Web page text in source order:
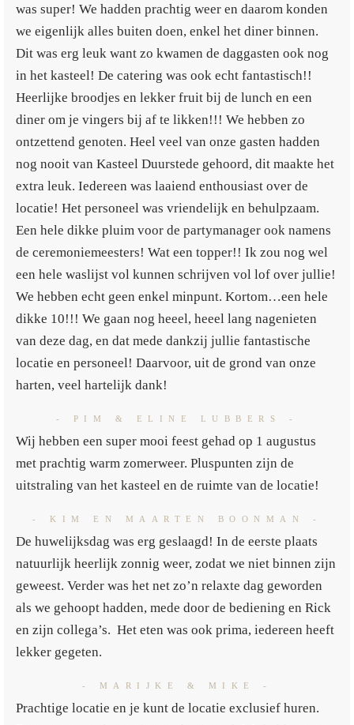
was super! We hadden prachtig weer en daarom konden
we eigenlijk alles buiten doen, enkel het diner binnen.
Dit was erg leuk want zo kwamen de daggasten ook nog
in het kasteel! De catering was ook echt fantastisch!!
Heerlijke broodjes en lekker fruit bij de lunch en een
diner om je vingers bij af te likken!!! We hebben zo
ontzettend genoten. Heel veel van onze gasten hadden
nog nooit van Kasteel Duurstede gehoord, dit maakte het
extra leuk. Iedereen was laaiend enthousiast over de
locatie! Het personeel was vriendelijk en behulpzaam.
Een hele dikke pluim voor de partymanager ook namens
de ceremoniemeesters! Wat een topper!! Ik zou nog wel
een hele waslijst vol kunnen schrijven vol lof over jullie!
We hebben echt geen enkel minpunt. Kortom…een hele
dikke 10!!! We gaan nog heeel, heeel lang nagenieten
van deze dag, en dat mede dankzij jullie fantastische
locatie en personeel! Daarvoor, uit de grond van onze
harten, veel hartelijk dank!
- PIM & ELINE LUBBERS -
Wij hebben een super mooi feest gehad op 1 augustus
met prachtig warm zomerweer. Pluspunten zijn de
uitstraling van het kasteel en de ruimte van de locatie!
- KIM EN MAARTEN BOONMAN -
De huwelijksdag was erg geslaagd! In de eerste plaats
natuurlijk heerlijk zonnig weer, zodat we niet binnen zijn
geweest. Verder was het net zo’n relaxte dag geworden
als we gehoopt hadden, mede door de bediening en Rick
en zijn collega’s. Het eten was ook prima, iedereen heeft
lekker gegeten.
- MARIJKE & MIKE -
Prachtige locatie en je kunt de locatie exclusief huren.